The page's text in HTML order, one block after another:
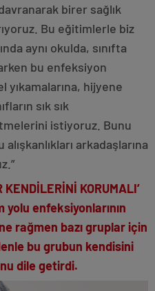
birer sağlık
Bu eğitimlerle biz
aynı okulda, sınıfta
bu enfeksiyon
yıkamalarına, hijyene
sık sık
istiyoruz. Bunu
arkadaşlarına
KENDİLERİNİ KORUMALI’
yolu enfeksiyonlarının
rağmen bazı gruplar için
bu grubun kendisini
dile getirdi.